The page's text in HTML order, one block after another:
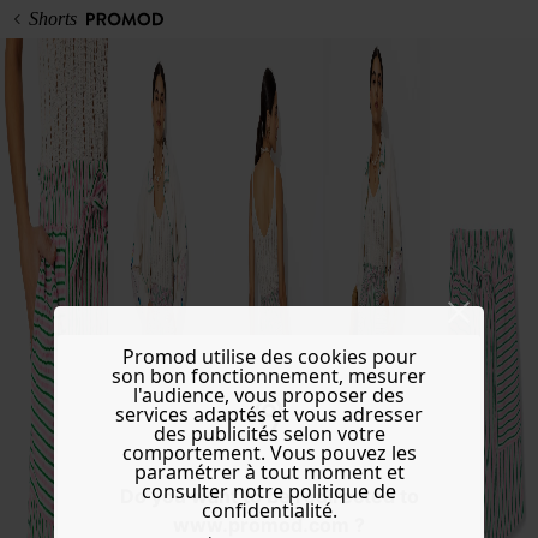
Do you want to be redirected to
www.promod.com ?
Shorts
Promod utilise des cookies pour
son bon fonctionnement, mesurer
l'audience, vous proposer des
services adaptés et vous adresser
des publicités selon votre
comportement. Vous pouvez les
paramétrer à tout moment et
consulter notre politique de
confidentialité.